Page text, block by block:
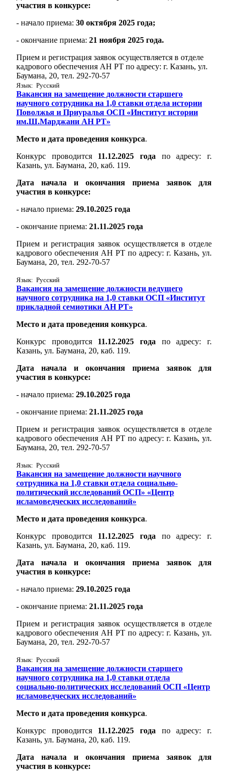
участия в конкурсе:
- начало приема: 30 октября 2025 года;
- окончание приема: 21 ноября 2025 года.
Прием и регистрация заявок осуществляется в отделе
кадрового обеспечения АН РТ по адресу: г. Казань, ул.
Баумана, 20, тел. 292-70-57
Язык: Русский
Вакансия на замещение должности старшего
научного сотрудника на 1,0 ставки отдела истории
Поволжья и Приуралья ОСП «Институт истории
им.Ш.Марджани АН РТ»
Место и дата проведения конкурса.
Конкурс проводится 11.12.2025 года по адресу: г.
Казань, ул. Баумана, 20, каб. 119.
Дата начала и окончания приема заявок для
участия в конкурсе:
- начало приема: 29.10.2025 года
- окончание приема: 21.11.2025 года
Прием и регистрация заявок осуществляется в отделе
кадрового обеспечения АН РТ по адресу: г. Казань, ул.
Баумана, 20, тел. 292-70-57
Язык: Русский
Вакансия на замещение должности ведущего
научного сотрудника на 1,0 cтавки ОСП «Институт
прикладной семиотики АН РТ»
Место и дата проведения конкурса.
Конкурс проводится 11.12.2025 года по адресу: г.
Казань, ул. Баумана, 20, каб. 119.
Дата начала и окончания приема заявок для
участия в конкурсе:
- начало приема: 29.10.2025 года
- окончание приема: 21.11.2025 года
Прием и регистрация заявок осуществляется в отделе
кадрового обеспечения АН РТ по адресу: г. Казань, ул.
Баумана, 20, тел. 292-70-57
Язык: Русский
Вакансия на замещение должности научного
сотрудника на 1,0 ставки отдела социально-
политический исследований ОСП» «Центр
исламоведческих исследований»
Место и дата проведения конкурса.
Конкурс проводится 11.12.2025 года по адресу: г.
Казань, ул. Баумана, 20, каб. 119.
Дата начала и окончания приема заявок для
участия в конкурсе:
- начало приема: 29.10.2025 года
- окончание приема: 21.11.2025 года
Прием и регистрация заявок осуществляется в отделе
кадрового обеспечения АН РТ по адресу: г. Казань, ул.
Баумана, 20, тел. 292-70-57
Язык: Русский
Вакансия на замещение должности старшего
научного сотрудника на 1,0 ставки отдела
социально-политических исследований ОСП «Центр
исламоведческих исследований»
Место и дата проведения конкурса.
Конкурс проводится 11.12.2025 года по адресу: г.
Казань, ул. Баумана, 20, каб. 119.
Дата начала и окончания приема заявок для
участия в конкурсе: